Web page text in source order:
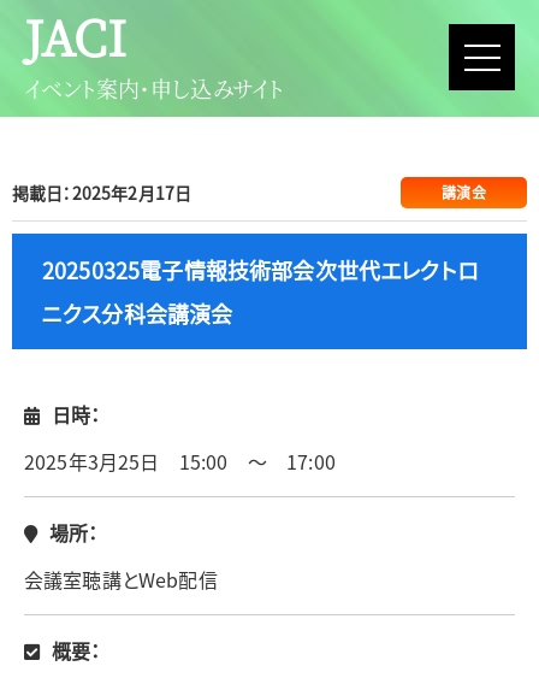
JACI
イベント案内・申し込みサイト
掲載日：2025年2月17日 講演会
20250325電子情報技術部会次世代エレクトロ
ニクス分科会講演会
日時：
2025年3月25日 15:00 ～ 17:00
場所：
会議室聴講とWeb配信
概要：